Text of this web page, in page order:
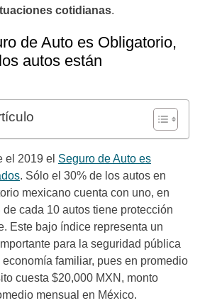
cotidianas.
de Auto es Obligatorio,
autos están
el 2019 el Seguro de Auto es
. Sólo el 30% de los autos en
mexicano cuenta con uno, en
cada 10 autos tiene protección
Este bajo índice representa un
para la seguridad pública
familiar, pues en promedio
cuesta $20,000 MXN, monto
mensual en México.